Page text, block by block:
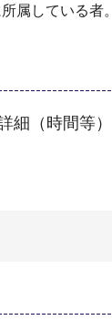
属している者。
細（時間等）